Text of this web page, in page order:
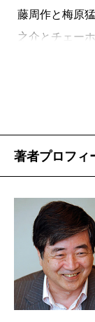
藤周作と梅原
之介とチェー
るだろうか。
で、言葉にま
をかきたてら
ど肉体的と呼
博識抜きには
は（そしてと
素がしばしば
著者プロフィ